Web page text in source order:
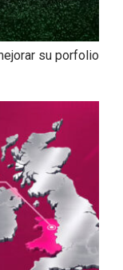
su porfolio